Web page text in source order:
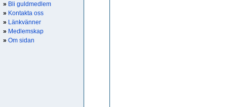
» Bli guldmedlem
» Kontakta oss
» Länkvänner
» Medlemskap
» Om sidan